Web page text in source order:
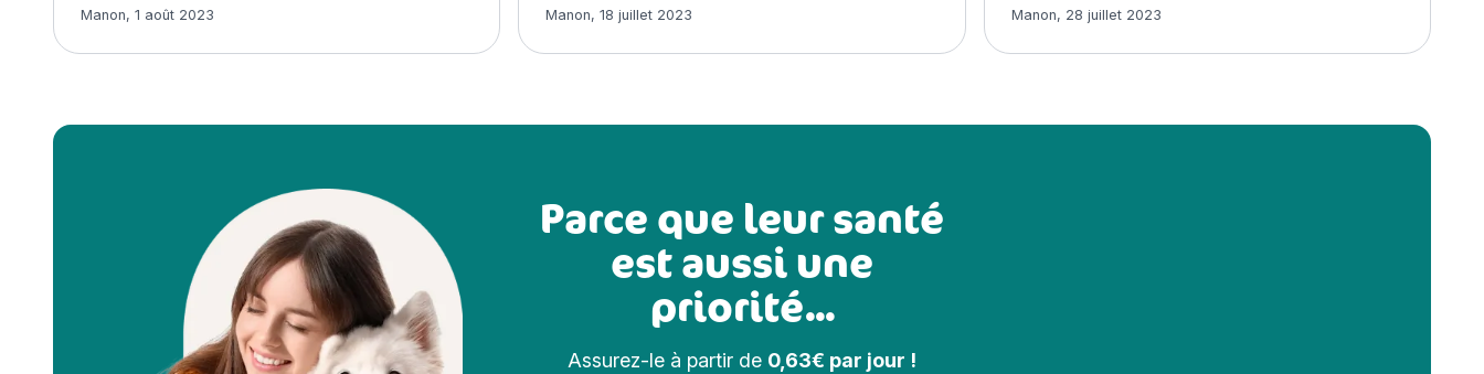
Article rédigé par
Manon, 1 août 2023 Article rédigé par
Manon,18 juillet 2023 Article rédigé par
Manon, 28 juillet 2023
Parce que leur santé
est aussi une
priorité...
Assurez-le à partir de 0,63€ par jour !